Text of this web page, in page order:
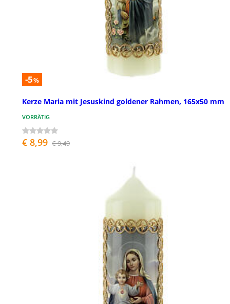
-5%
Kerze Maria mit Jesuskind goldener Rahmen, 165x50 mm
VORRÄTIG
€ 8,99 € 9,49